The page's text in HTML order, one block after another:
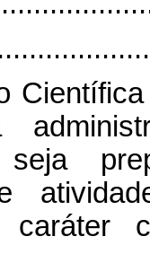
seja
caráter